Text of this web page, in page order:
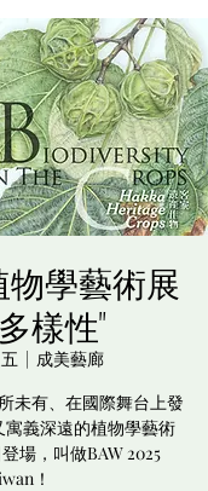
物學藝術展
樣性"
  |
成美藝廊
未有、在國際舞台上發
義深遠的植物學藝術
場，叫做BAW 2025
！